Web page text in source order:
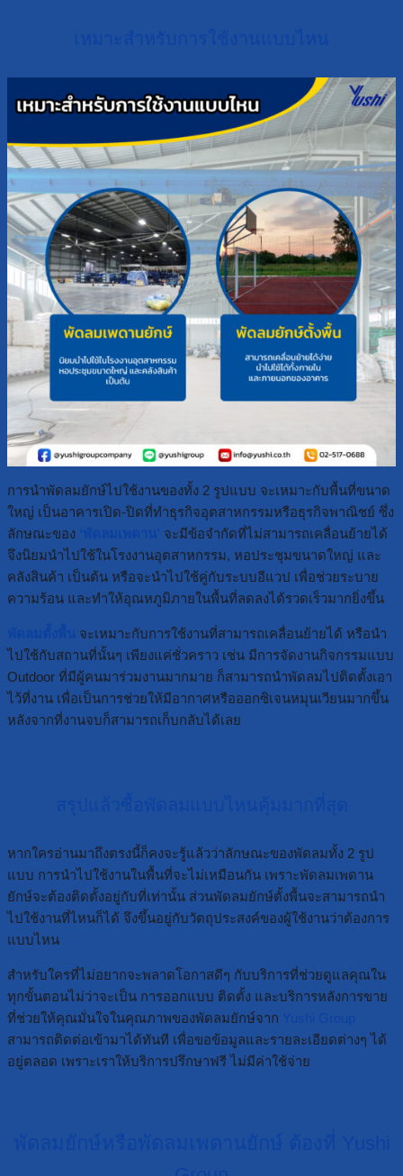
การนำพัดลมยักษ์ไปใช้งานของทั้ง 2 รูปแบบ จะเหมาะกับพื้นที่ขนาด
ใหญ่ เป็นอาคารเปิด-ปิดที่ทำธุรกิจอุตสาหกรรมหรือธุรกิจพาณิชย์ ซึ่ง
ลักษณะของ
จะมีข้อจำกัดที่ไม่สามารถเคลื่อนย้ายได้
จึงนิยมนำไปใช้ในโรงงานอุตสาหกรรม, หอประชุมขนาดใหญ่ และ
คลังสินค้า เป็นต้น หรือจะนำไปใช้คู่กับระบบอีแวป เพื่อช่วยระบาย
ความร้อน และทำให้อุณหภูมิภายในพื้นที่ลดลงได้รวดเร็วมากยิ่งขึ้น
จะเหมาะกับการใช้งานที่สามารถเคลื่อนย้ายได้ หรือนำ
ไปใช้กับสถานที่นั้นๆ เพียงแค่ชั่วคราว เช่น มีการจัดงานกิจกรรมแบบ
Outdoor ที่มีผู้คนมาร่วมงานมากมาย ก็สามารถนำพัดลมไปติดตั้งเอา
ไว้ที่งาน เพื่อเป็นการช่วยให้มีอากาศหรือออกซิเจนหมุนเวียนมากขึ้น
หลังจากที่งานจบก็สามารถเก็บกลับได้เลย
หากใครอ่านมาถึงตรงนี้ก็คงจะรู้แล้วว่าลักษณะของพัดลมทั้ง 2 รูป
แบบ การนำไปใช้งานในพื้นที่จะไม่เหมือนกัน เพราะพัดลมเพดาน
ยักษ์จะต้องติดตั้งอยู่กับที่เท่านั้น ส่วนพัดลมยักษ์ตั้งพื้นจะสามารถนำ
ไปใช้งานที่ไหนก็ได้ จึงขึ้นอยู่กับวัตถุประสงค์ของผู้ใช้งานว่าต้องการ
แบบไหน
สำหรับใครที่ไม่อยากจะพลาดโอกาสดีๆ กับบริการที่ช่วยดูแลคุณใน
ทุกขั้นตอนไม่ว่าจะเป็น การออกแบบ ติดตั้ง และบริการหลังการขาย
ที่ช่วยให้คุณมั่นใจในคุณภาพของพัดลมยักษ์จาก
สามารถติดต่อเข้ามาได้ทันที เพื่อขอข้อมูลและรายละเอียดต่างๆ ได้
อยู่ตลอด เพราะเราให้บริการปรึกษาฟรี ไม่มีค่าใช้จ่าย